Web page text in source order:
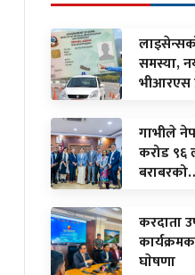
समस्या,
भीआरएस
गाभीले
करोड
करदाता
घाेषणा